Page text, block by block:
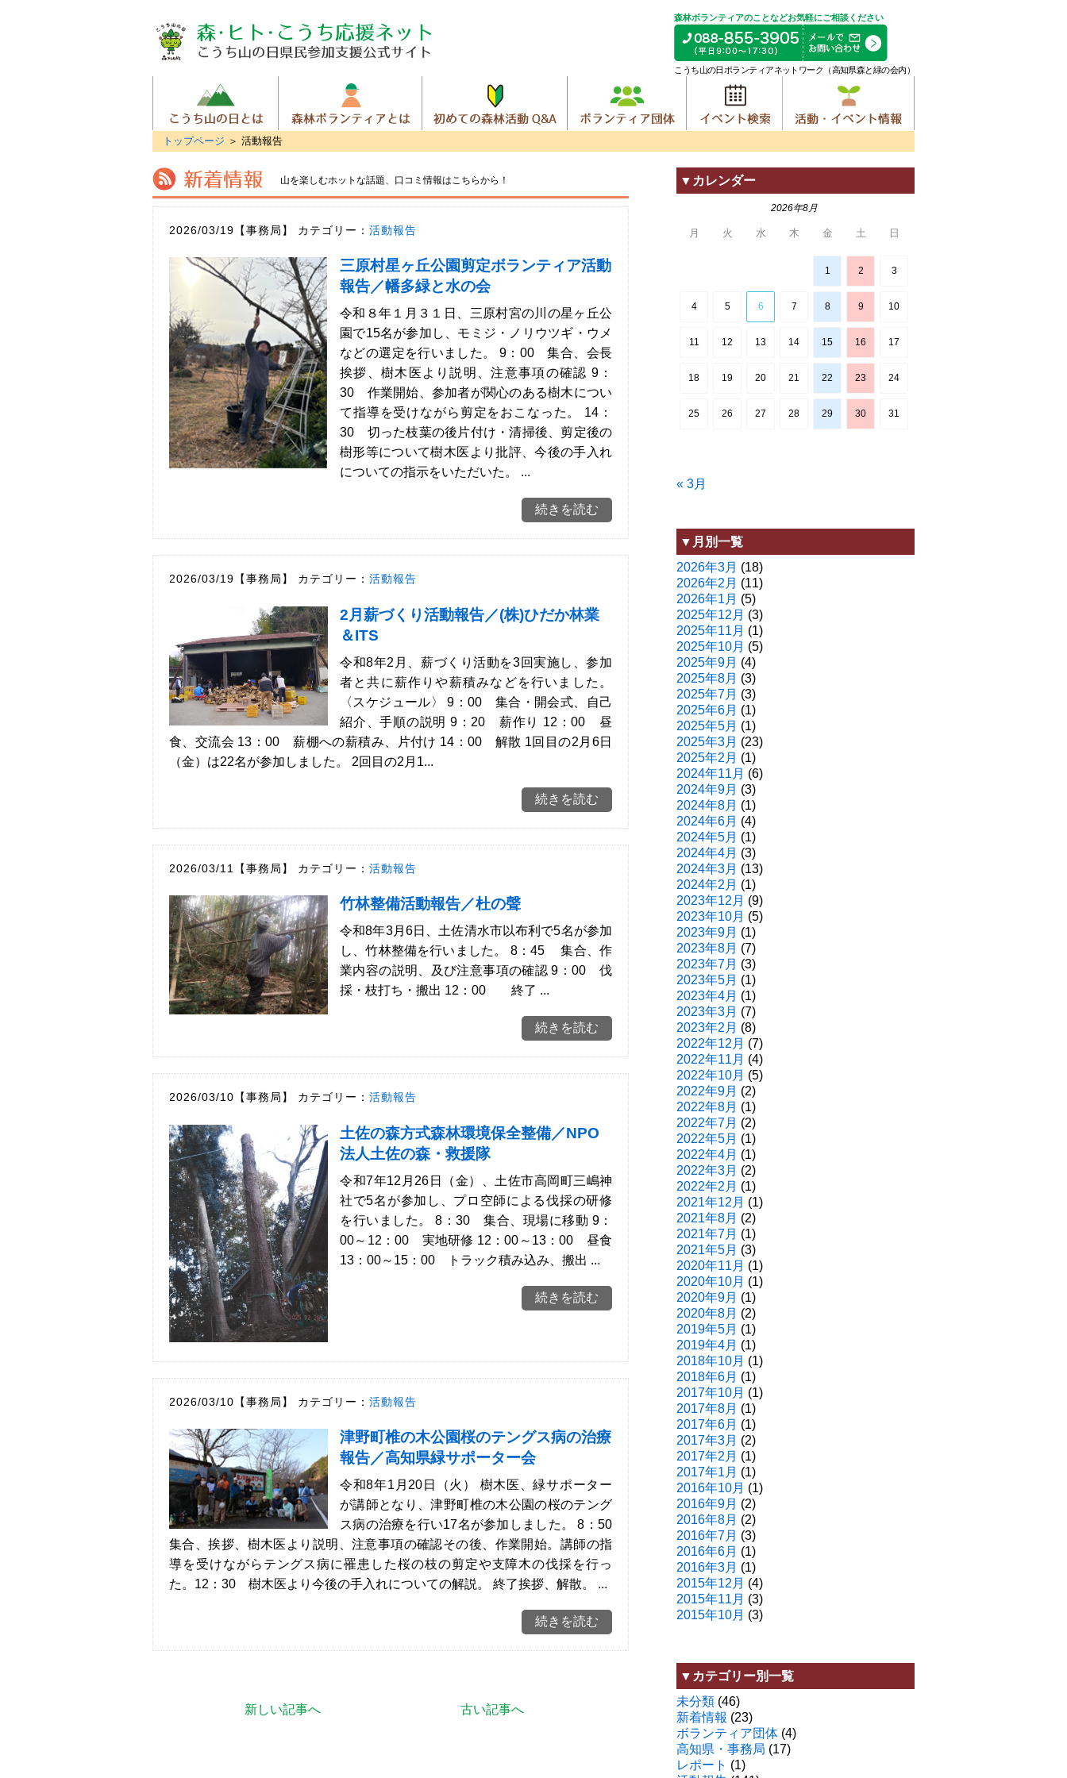
森林ボランティアのことなどお気軽にご相談ください
こうち山の日ボランティアネットワーク（高知県森と緑の会内）
トップページ ＞活動報告
山を楽しむホットな話題、 口コミ情報はこちらから！
2026/03/19【事務局】 カテゴリー： 活動報告
三原村星ヶ丘公園剪定ボランティア活動
報告／幡多緑と水の会
令和８年１月３１日、三原村宮の川の星ヶ丘公
園で15名が参加し、モミジ・ノリウツギ・ウメ
などの選定を行いました。 9：00 集合、会長
挨拶、樹木医より説明、注意事項の確認 9：
30 作業開始、参加者が関心のある樹木につい
て指導を受けながら剪定をおこなった。 14：
30 切った枝葉の後片付け・清掃後、剪定後の
樹形等について樹木医より批評、今後の手入れ
についての指示をいただいた。 ...
続きを読む
2026/03/19【事務局】 カテゴリー： 活動報告
2月薪づくり活動報告／(株)ひだか林業
＆ITS
令和8年2月、薪づくり活動を3回実施し、参加
者と共に薪作りや薪積みなどを行いました。
〈スケジュール〉 9：00 集合・開会式、自己
紹介、手順の説明 9：20 薪作り 12：00 昼
食、交流会 13：00 薪棚への薪積み、片付け 14：00 解散 1回目の2月6日
（金）は22名が参加しました。 2回目の2月1...
続きを読む
2026/03/11【事務局】 カテゴリー： 活動報告
竹林整備活動報告／杜の聲
令和8年3月6日、土佐清水市以布利で5名が参加
し、竹林整備を行いました。 8：45 集合、作
業内容の説明、及び注意事項の確認 9：00 伐
採・枝打ち・搬出 12：00 終了 ...
続きを読む
2026/03/10【事務局】 カテゴリー： 活動報告
土佐の森方式森林環境保全整備／NPO
法人土佐の森・救援隊
令和7年12月26日（金）、土佐市高岡町三嶋神
社で5名が参加し、プロ空師による伐採の研修
を行いました。 8：30 集合、現場に移動 9：
00～12：00 実地研修 12：00～13：00 昼食
13：00～15：00 トラック積み込み、搬出 ...
続きを読む
2026/03/10【事務局】 カテゴリー： 活動報告
津野町椎の木公園桜のテングス病の治療
報告／高知県緑サポーター会
令和8年1月20日（火） 樹木医、緑サポーター
が講師となり、津野町椎の木公園の桜のテング
ス病の治療を行い17名が参加しました。 8：50
集合、挨拶、樹木医より説明、注意事項の確認その後、作業開始。講師の指
導を受けながらテングス病に罹患した桜の枝の剪定や支障木の伐採を行っ
た。12：30 樹木医より今後の手入れについての解説。 終了挨拶、解散。 ...
続きを読む
古い記事へ
新しい記事へ
▼カレンダー
2026年8月
月 火 水 木 金 土 日
1 2 3
4 5 6 7 8 9 10
11 12 13 14 15 16 17
18 19 20 21 22 23 24
25 26 27 28 29 30 31
« 3月
▼月別一覧
2026年3月 (18)
2026年2月 (11)
2026年1月 (5)
2025年12月 (3)
2025年11月 (1)
2025年10月 (5)
2025年9月 (4)
2025年8月 (3)
2025年7月 (3)
2025年6月 (1)
2025年5月 (1)
2025年3月 (23)
2025年2月 (1)
2024年11月 (6)
2024年9月 (3)
2024年8月 (1)
2024年6月 (4)
2024年5月 (1)
2024年4月 (3)
2024年3月 (13)
2024年2月 (1)
2023年12月 (9)
2023年10月 (5)
2023年9月 (1)
2023年8月 (7)
2023年7月 (3)
2023年5月 (1)
2023年4月 (1)
2023年3月 (7)
2023年2月 (8)
2022年12月 (7)
2022年11月 (4)
2022年10月 (5)
2022年9月 (2)
2022年8月 (1)
2022年7月 (2)
2022年5月 (1)
2022年4月 (1)
2022年3月 (2)
2022年2月 (1)
2021年12月 (1)
2021年8月 (2)
2021年7月 (1)
2021年5月 (3)
2020年11月 (1)
2020年10月 (1)
2020年9月 (1)
2020年8月 (2)
2019年5月 (1)
2019年4月 (1)
2018年10月 (1)
2018年6月 (1)
2017年10月 (1)
2017年8月 (1)
2017年6月 (1)
2017年3月 (2)
2017年2月 (1)
2017年1月 (1)
2016年10月 (1)
2016年9月 (2)
2016年8月 (2)
2016年7月 (3)
2016年6月 (1)
2016年3月 (1)
2015年12月 (4)
2015年11月 (3)
2015年10月 (3)
▼カテゴリー別一覧
未分類 (46)
新着情報 (23)
ボランティア団体 (4)
高知県・事務局 (17)
レポート (1)